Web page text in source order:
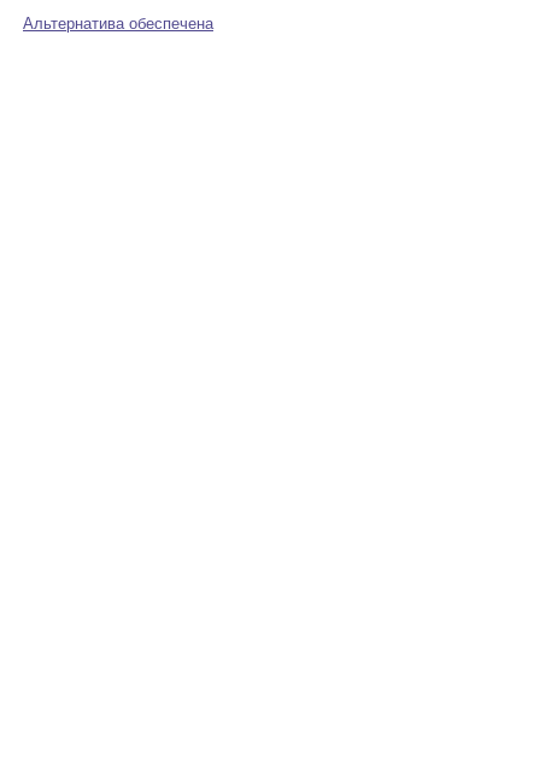
Альтернатива обеспечена